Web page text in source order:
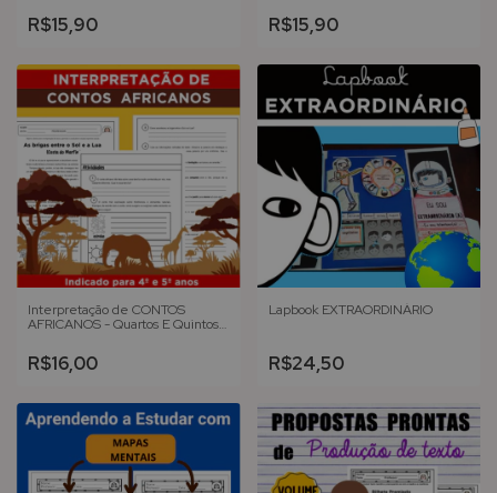
R$15,90 R$15,90
Interpretação de CONTOS
AFRICANOS - Quartos E Quintos
R$16,00
Lapbook EXTRAORDINÁRIO
R$24,50